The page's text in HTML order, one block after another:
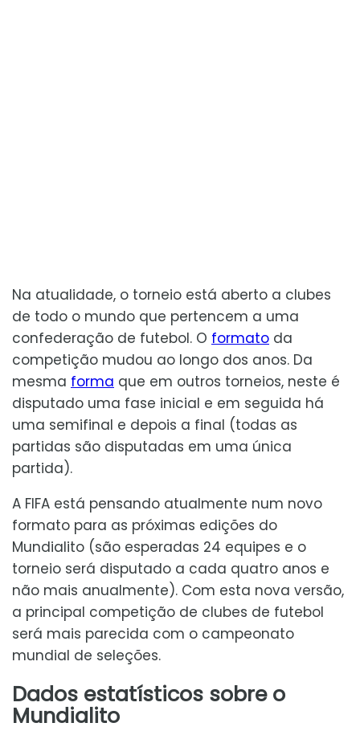
Na atualidade, o torneio está aberto a clubes
de todo o mundo que pertencem a uma
confederação de futebol. O formato da
competição mudou ao longo dos anos. Da
mesma forma que em outros torneios, neste é
disputado uma fase inicial e em seguida há
uma semifinal e depois a final (todas as
partidas são disputadas em uma única
partida).
A FIFA está pensando atualmente num novo
formato para as próximas edições do
Mundialito (são esperadas 24 equipes e o
torneio será disputado a cada quatro anos e
não mais anualmente). Com esta nova versão,
a principal competição de clubes de futebol
será mais parecida com o campeonato
mundial de seleções.
Dados estatísticos sobre o
Mundialito